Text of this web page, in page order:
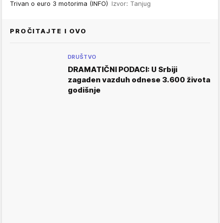
Trivan o euro 3 motorima (INFO) Izvor: Tanjug
PROČITAJTE I OVO
DRUŠTVO
DRAMATIČNI PODACI: U Srbiji
zagaden vazduh odnese 3.600 života
godišnje